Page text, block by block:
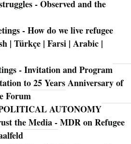
- Observed and the
- How do we live refugee
| Türkçe | Farsi | Arabic |
- Invitation and Program
to 25 Years Anniversary of
Forum
AUTONOMY
the Media - MDR on Refugee